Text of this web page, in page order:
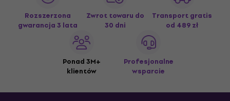
Rozszerzona
gwarancja 3 lata
Zwrot towaru do
30 dni
Transport gratis
od 489 zł
Ponad 3M+
klientów
Profesjonalne
wsparcie